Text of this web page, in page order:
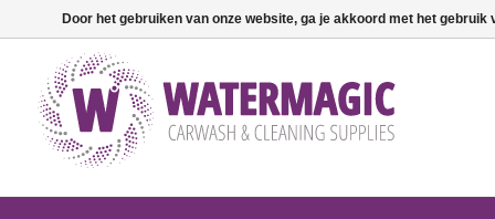
Door het gebruiken van onze website, ga je akkoord met het